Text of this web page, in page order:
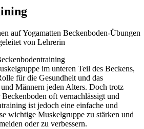
im unteren Teil des Beckens,
für die Gesundheit und das
Männern jeden Alters. Doch trotz
oft vernachlässigt und
ist jedoch eine einfache und
wichtige Muskelgruppe zu stärken und
oder zu verbessern.